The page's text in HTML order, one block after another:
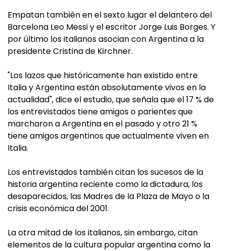
Empatan también en el sexto lugar el delantero del
Barcelona Leo Messi y el escritor Jorge Luis Borges. Y
por último los italianos asocian con Argentina a la
presidente Cristina de Kirchner.
"Los lazos que históricamente han existido entre
Italia y Argentina están absolutamente vivos en la
actualidad", dice el estudio, que señala que el 17 % de
los entrevistados tiene amigos o parientes que
marcharon a Argentina en el pasado y otro 21 %
tiene amigos argentinos que actualmente viven en
Italia.
Los entrevistados también citan los sucesos de la
historia argentina reciente como la dictadura, los
desaparecidos, las Madres de la Plaza de Mayo o la
crisis económica del 2001.
La otra mitad de los italianos, sin embargo, citan
elementos de la cultura popular argentina como la